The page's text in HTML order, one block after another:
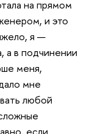
на прямом
и это
я —
а в подчинении
меня,
мне
любой